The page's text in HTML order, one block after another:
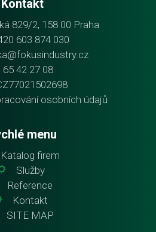
Kontakt
829/2, 158 00 Praha
603 874 030
65 42 27 08
osobních údajů
menu
Katalog firem
Služby
Reference
Kontakt
SITE MAP